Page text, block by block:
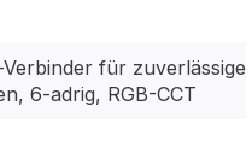
für zuverlässige
6-adrig, RGB-CCT